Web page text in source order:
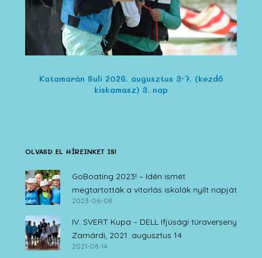
Katamarán Suli 2026. augusztus 3-7. (kezdő
kiskamasz) 3. nap
OLVASD EL HÍREINKET IS!
GoBoating 2023! – Idén ismét
megtartották a vitorlás iskolák nyílt napját
2023-06-08
IV. SVERT Kupa – DELL Ifjúsági túraverseny
Zamárdi, 2021. augusztus 14.
2021-08-14